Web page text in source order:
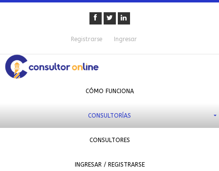
Registrarse Ingresar
CÓMO FUNCIONA
CONSULTORÍAS
CONSULTORES
INGRESAR / REGISTRARSE